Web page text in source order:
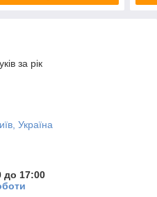
за рік
Україна
до 17:00